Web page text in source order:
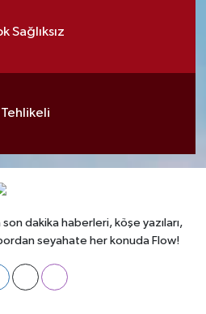
Sağlıksız
Tehlikeli
dakika haberleri, köşe yazıları,
seyahate her konuda Flow!